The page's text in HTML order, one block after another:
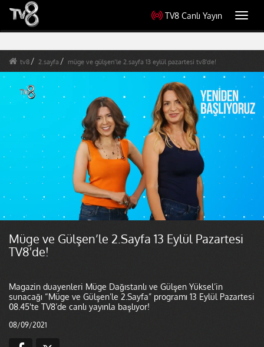
TV8 Canlı Yayın
tv8 2.sayfa müge ve gülşen’le 2.sayfa 13 eylül pazartesi tv8'de!
Müge ve Gülşen’le 2.Sayfa 13 Eylül Pazartesi
TV8'de!
Magazin duayenleri Müge Dağıstanlı ve Gülşen Yüksel’in
sunacağı “Müge ve Gülşen’le 2.Sayfa” programı 13 Eylül Pazartesi
08.45'te TV8’de canlı yayınla başlıyor!
08/09/2021